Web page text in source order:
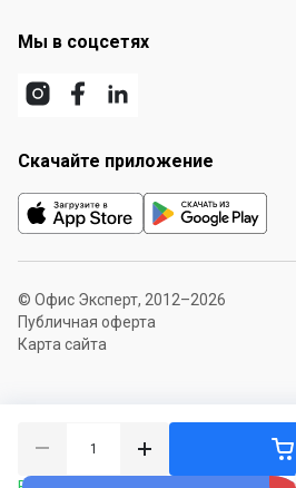
Мы в соцсетях
Скачайте приложение
© Офис Эксперт, 2012–2026
Публичная оферта
Карта сайта